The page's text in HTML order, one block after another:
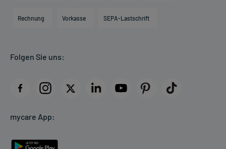
Direktabrechnung PKV
AGB
Datenschutz
Rückgabe/Widerruf
Rechnung Vorkasse SEPA-Lastschrift
Folgen Sie uns:
mycare App: